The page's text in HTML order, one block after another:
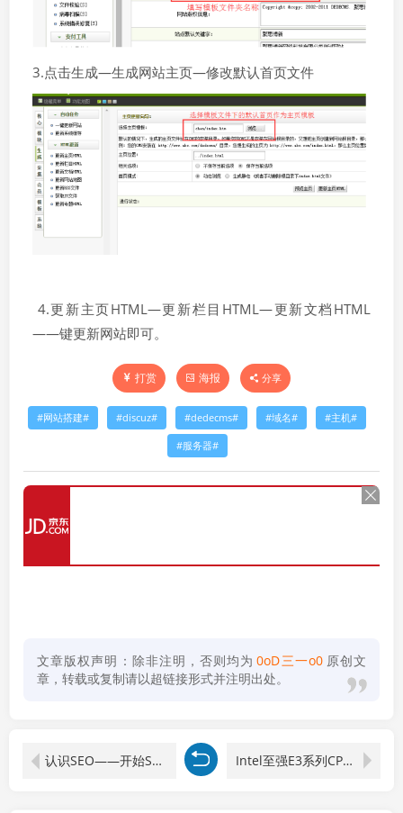
3.点击生成—生成网站主页—修改默认首页文件
4.更新主页HTML—更新栏目HTML—更新文档HTML
——键更新网站即可。
打赏 海报 分享
网站搭建 discuz dedecms 域名 主机
服务器
文章版权声明：除非注明，否则均为 0oD三一o0 原创文
章，转载或复制请以超链接形式并注明出处。
认识SEO——开始SEO优化 Intel至强E3系列CPU性能排行榜（附天梯图及型号大全列表）